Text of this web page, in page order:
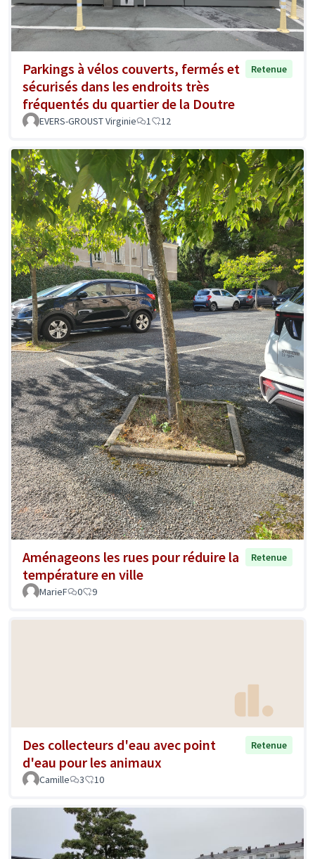
Parkings à vélos couverts, fermés et
sécurisés dans les endroits très
fréquentés du quartier de la Doutre
Retenue
EVERS-GROUST Virginie 1 12
Aménageons les rues pour réduire la
température en ville
Retenue
MarieF 0 9
Des collecteurs d'eau avec point
d'eau pour les animaux
Retenue
Camille 3 10